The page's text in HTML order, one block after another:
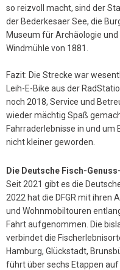
so reizvoll macht, sind der
der Bederkesaer See, die
Museum für Archäologie
Windmühle von 1881.
Fazit: Die Strecke war
Leih-E-Bike aus der
noch 2018, Service und
wieder mächtig Spaß
Fahrraderlebnisse in und um
nicht kleiner geworden.
Die Deutsche Fisch-
Seit 2021 gibt es die
2022 hat die DFGR mit ihren
und Wohnmobiltouren
Fahrt aufgenommen. Die
verbindet die
Hamburg, Glückstadt,
führt über sechs Etappen